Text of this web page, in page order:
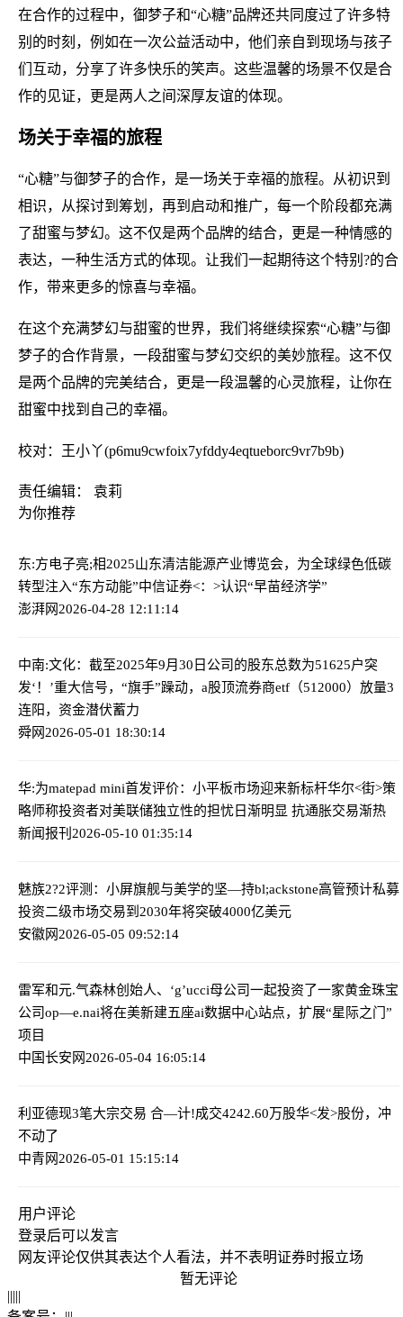
在合作的过程中，御梦子和“心糖”品牌还共同度过了许多特
别的时刻，例如在一次公益活动中，他们亲自到现场与孩子
们互动，分享了许多快乐的笑声。这些温馨的场景不仅是合
作的见证，更是两人之间深厚友谊的体现。
场关于幸福的旅程
“心糖”与御梦子的合作，是一场关于幸福的旅程。从初识到
相识，从探讨到筹划，再到启动和推广，每一个阶段都充满
了甜蜜与梦幻。这不仅是两个品牌的结合，更是一种情感的
表达，一种生活方式的体现。让我们一起期待这个特别?的合
作，带来更多的惊喜与幸福。
在这个充满梦幻与甜蜜的世界，我们将继续探索“心糖”与御
梦子的合作背景，一段甜蜜与梦幻交织的美妙旅程。这不仅
是两个品牌的完美结合，更是一段温馨的心灵旅程，让你在
甜蜜中找到自己的幸福。
校对：王小丫(p6mu9cwfoix7yfddy4eqtueborc9vr7b9b)
责任编辑： 袁莉
为你推荐
东:方电子亮;相2025山东清洁能源产业博览会，为全球绿色低碳
转型注入“东方动能”中信证券<：>认识“早苗经济学”
澎湃网2026-04-28 12:11:14
中南:文化：截至2025年9月30日公司的股东总数为51625户突
发‘！’重大信号，“旗手”躁动，a股顶流券商etf（512000）放量3
连阳，资金潜伏蓄力
舜网2026-05-01 18:30:14
华:为matepad mini首发评价：小平板市场迎来新标杆华尔<街>策
略师称投资者对美联储独立性的担忧日渐明显 抗通胀交易渐热
新闻报刊 2026-05-10 01:35:14
魅族2?2评测：小屏旗舰与美学的坚—持bl;ackstone高管预计私募
投资二级市场交易到2030年将突破4000亿美元
安徽网2026-05-05 09:52:14
雷军和元.气森林创始人、‘g’ucci母公司一起投资了一家黄金珠宝
公司op—e.nai将在美新建五座ai数据中心站点，扩展“星际之门”
项目
中国长安网2026-05-04 16:05:14
利亚德现3笔大宗交易 合—计!成交4242.60万股华<发>股份，冲
不动了
中青网2026-05-01 15:15:14
用户评论
登录后可以发言
网友评论仅供其表达个人看法，并不表明证券时报立场
暂无评论
|||||